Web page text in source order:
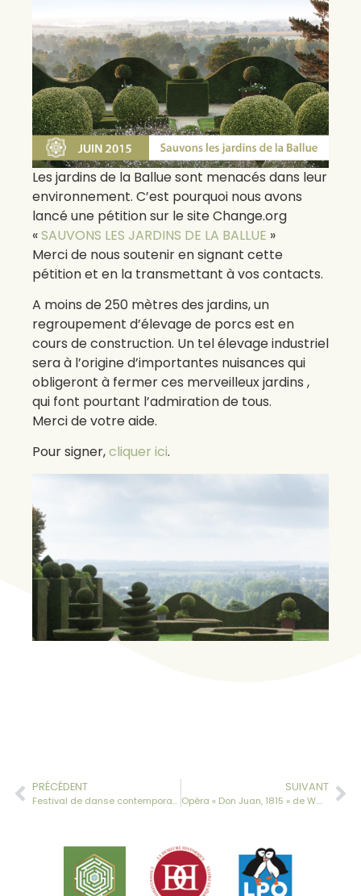
Les jardins de la Ballue sont menacés dans leur
environnement. C’est pourquoi nous avons
lancé une pétition sur le site Change.org
«SAUVONS LES JARDINS DE LA BALLUE »
Merci de nous soutenir en signant cette
pétition et en la transmettant à vos contacts.
A moins de 250 mètres des jardins, un
regroupement d’élevage de porcs est en
cours de construction. Un tel élevage industriel
sera à l’origine d’importantes nuisances qui
obligeront à fermer ces merveilleux jardins ,
qui font pourtant l’admiration de tous.
Merci de votre aide.
Pour signer,cliquer ici.
PRÉCÉDENT
Festival de danse contemporaine Extension Sauvage – 4ème édition – 2015
SUIVANT
Opéra « Don Juan, 1815 » de W.A. Mozart par le Barok Opéra